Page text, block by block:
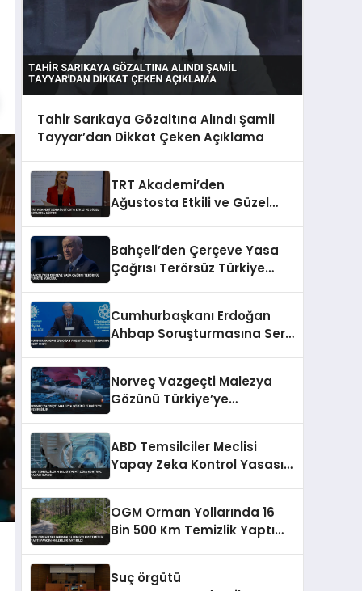
Tahir Sarıkaya Gözaltına Alındı Şamil
Tayyar’dan Dikkat Çeken Açıklama
TRT Akademi’den
Ağustosta Etkili ve Güzel
Bahçeli’den Çerçeve Yasa
Çağrısı Terörsüz Türkiye
Cumhurbaşkanı Erdoğan
Ahbap Soruşturmasına Sert
Norveç Vazgeçti Malezya
Gözünü Türkiye’ye
ABD Temsilciler Meclisi
Yapay Zeka Kontrol Yasası
OGM Orman Yollarında 16
Bin 500 Km Temizlik Yaptı
Suç örgütü